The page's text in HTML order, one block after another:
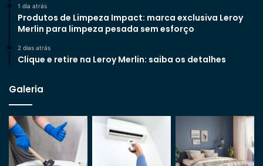
1 dia atrás
Produtos de Limpeza Impact: marca exclusiva Leroy
Merlin para limpeza pesada sem esforço
2 dias atrás
Clique e retire na Leroy Merlin: saiba os detalhes
Galeria